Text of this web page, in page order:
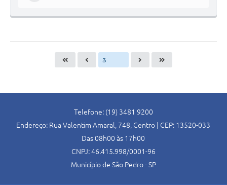
Telefone: (19) 3481 9200
Endereço: Rua Valentim Amaral, 748, Centro | CEP: 13520-033
Das 08h00 às 17h00
CNPJ: 46.415.998/0001-96
Município de São Pedro - SP